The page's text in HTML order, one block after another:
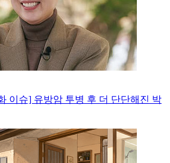
이슈] 유방암 투병 후 더 단단해진 박